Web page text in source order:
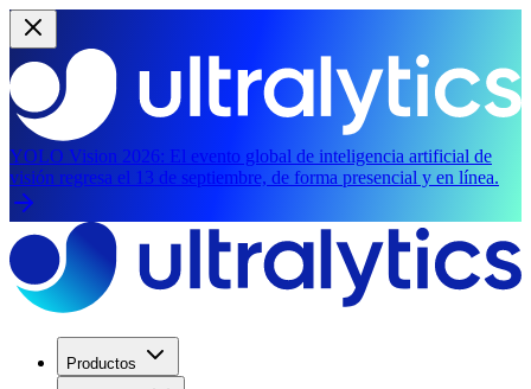
YOLO Vision 2026: El evento global de inteligencia artificial de
visión regresa el 13 de septiembre, de forma presencial y en línea.
Productos